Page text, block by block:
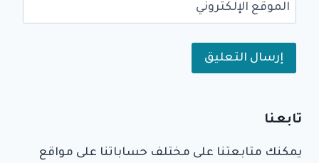
الموقع الإلكتروني
تابعنا
يمكنك متابعتنا على مختلف حساباتنا على مواقع